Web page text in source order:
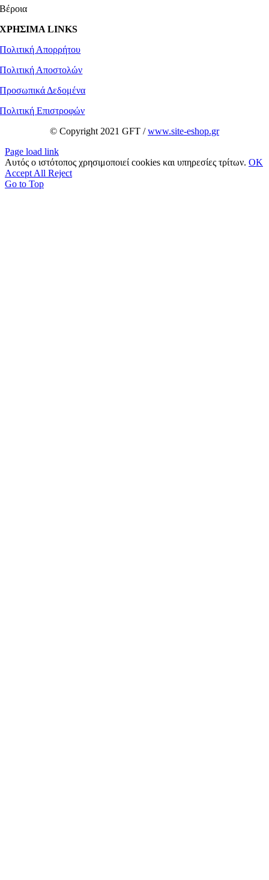
Βέροια
ΧΡΗΣΙΜΑ LINKS
Πολιτική Απορρήτου
Πολιτική Αποστολών
Προσωπικά Δεδομένα
Πολιτική Επιστροφών
© Copyright 2021 GFT /www.site-eshop.gr
Page load link
Αυτός ο ιστότοπος χρησιμοποιεί cookies και υπηρεσίες τρίτων. OK
Accept All Reject
Go to Top